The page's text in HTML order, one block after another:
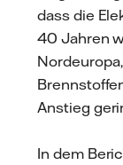
dass die
40 Jahren
Anstieg
In dem